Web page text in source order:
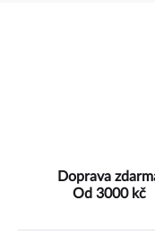
Doprava
Od 3000 kč